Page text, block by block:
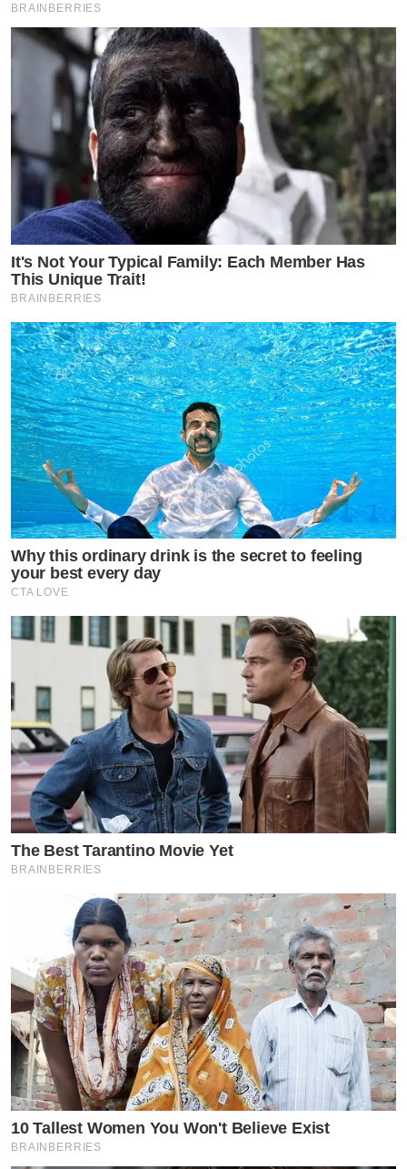
BRAINBERRIES
It's Not Your Typical Family: Each Member Has
This Unique Trait!
BRAINBERRIES
Why this ordinary drink is the secret to feeling
your best every day
CTA LOVE
The Best Tarantino Movie Yet
BRAINBERRIES
10 Tallest Women You Won't Believe Exist
BRAINBERRIES